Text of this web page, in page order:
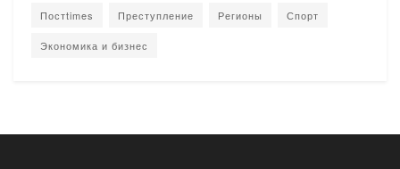
Постtimes Преступление Регионы Спорт
Экономика и бизнес